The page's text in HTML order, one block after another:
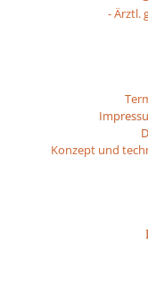
- Ärztl.
Konzept und